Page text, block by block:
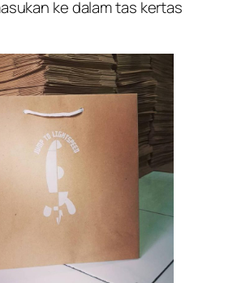
ke dalam tas kertas